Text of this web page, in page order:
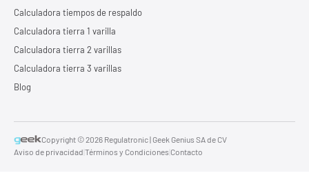
Calculadora tiempos de respaldo
Calculadora tierra 1 varilla
Calculadora tierra 2 varillas
Calculadora tierra 3 varillas
Blog
Copyright © 2026 Regulatronic | Geek Genius SA de CV
Aviso de privacidad Términos y Condiciones Contacto